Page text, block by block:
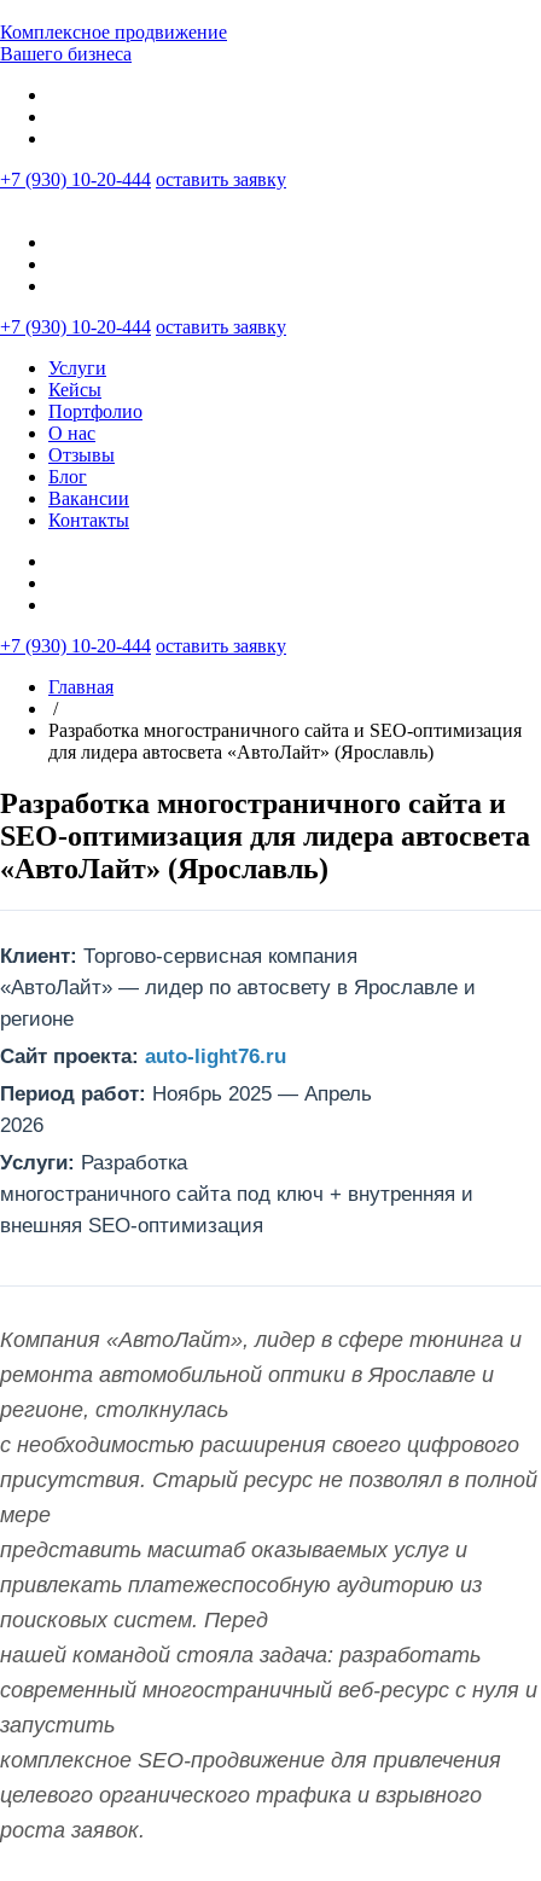
Комплексное продвижение
Вашего бизнеса
+7 (930) 10-20-444 оставить заявку
+7 (930) 10-20-444 оставить заявку
Услуги
Кейсы
Портфолио
О нас
Отзывы
Блог
Вакансии
Контакты
+7 (930) 10-20-444 оставить заявку
Главная
/
Разработка многостраничного сайта и SEO-оптимизация
для лидера автосвета «АвтоЛайт» (Ярославль)
Разработка многостраничного сайта и
SEO-оптимизация для лидера автосвета
«АвтоЛайт» (Ярославль)
Клиент: Торгово-сервисная компания
«АвтоЛайт» — лидер по автосвету в Ярославле и
регионе
Сайт проекта: auto-light76.ru
Период работ: Ноябрь 2025 — Апрель
2026
Услуги: Разработка
многостраничного сайта под ключ + внутренняя и
внешняя SEO-оптимизация
Компания «АвтоЛайт», лидер в сфере тюнинга и
ремонта автомобильной оптики в Ярославле и
регионе, столкнулась
с необходимостью расширения своего цифрового
присутствия. Старый ресурс не позволял в полной
мере
представить масштаб оказываемых услуг и
привлекать платежеспособную аудиторию из
поисковых систем. Перед
нашей командой стояла задача: разработать
современный многостраничный веб-ресурс с нуля и
запустить
комплексное SEO-продвижение для привлечения
целевого органического трафика и взрывного
роста заявок.